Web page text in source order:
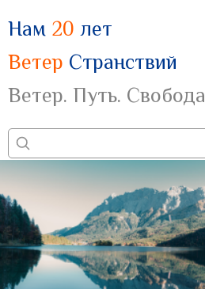
Нам 20 лет
Ветер Странствий
Ветер. Путь. Свобода